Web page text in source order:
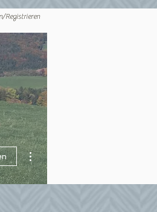
Registrieren
Weitere Optionen